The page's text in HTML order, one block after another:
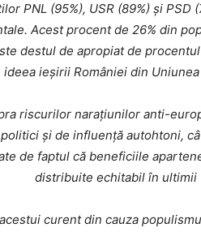
PNL (95%), USR (89%) și
Acest procent de 26% din
destul de apropiat de
ideea ieșirii României din
riscurilor narațiunilor anti-
și de influență autohtoni,
de faptul că beneficiile
distribuite echitabil în ultimii
curent din cauza